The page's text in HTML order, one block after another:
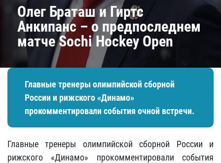
Олег Браташ и Гиртс
Анкипанс – о предпоследнем
матче Sochi Hockey Open
Главные тренеры олимпийской сборной
России и рижского «Динамо»
прокомментировали события очной встречи.
Главные тренеры олимпийской сборной России и
рижского «Динамо» прокомментировали события